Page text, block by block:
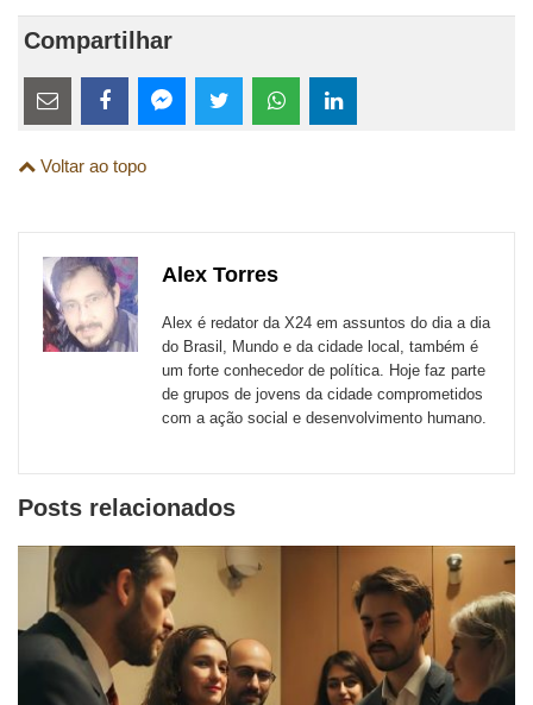
Compartilhar
Estes
links
são
sites
externos
esta
Email
esta
FacebookMessenger
TwitterWhatsApp
Voltar ao topo
Alex Torres
Alex é redator da X24 em assuntos do dia a dia
do Brasil, Mundo e da cidade local, também é
um forte conhecedor de política. Hoje faz parte
de grupos de jovens da cidade comprometidos
com a ação social e desenvolvimento humano.
Posts relacionados